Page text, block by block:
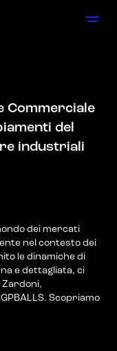
Commerciale
iamenti del
re industriali
dei mercati
nel contesto dei
le dinamiche di
e dettagliata, ci
Zardoni,
Scopriamo